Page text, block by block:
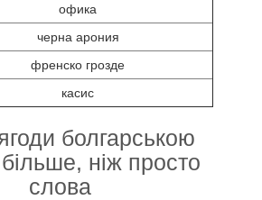
офика
черна арония
френско грозде
касис
болгарською
ніж просто
слова